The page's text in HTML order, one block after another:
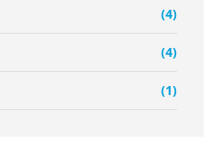
(4)
(4)
(1)